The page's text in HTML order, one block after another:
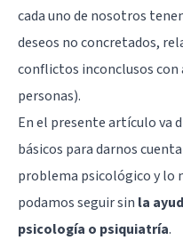
cada uno de nosotros
deseos no concretados,
conflictos inconclusos con
personas).
En el presente artículo va
básicos para darnos
problema psicológico y lo
podamos seguir sin la
psicología o psiquiatría.